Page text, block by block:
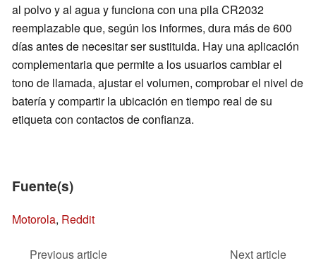
al polvo y al agua y funciona con una pila CR2032
reemplazable que, según los informes, dura más de 600
días antes de necesitar ser sustituida. Hay una aplicación
complementaria que permite a los usuarios cambiar el
tono de llamada, ajustar el volumen, comprobar el nivel de
batería y compartir la ubicación en tiempo real de su
etiqueta con contactos de confianza.
Fuente(s)
Motorola, Reddit
Previous article
Next article